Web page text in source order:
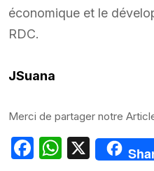
économique et le
RDC.
JSuana
Merci de partager notre
Facebook
X